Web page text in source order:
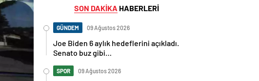
SON DAKİKA HABERLERİ
GÜNDEM 09 Ağustos 2026
Joe Biden 6 aylık hedeflerini açıkladı.
Senato buz gibi…
SPOR 09 Ağustos 2026